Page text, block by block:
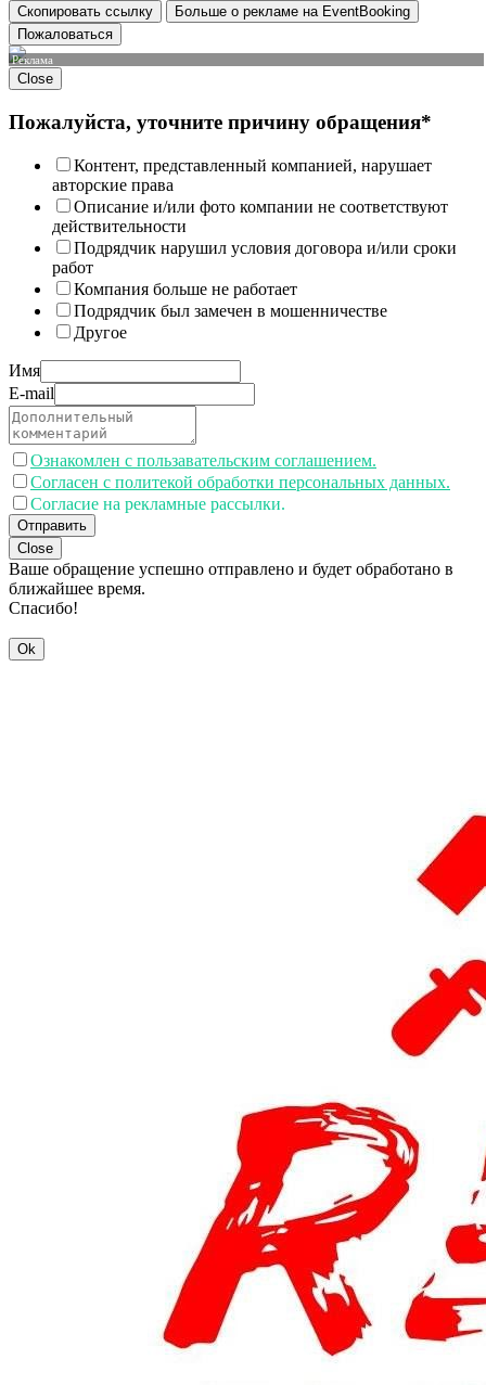
Скопировать ссылку
Больше о рекламе на EventBooking
Пожаловаться
Реклама
Close
Пожалуйста, уточните причину обращения*
Контент, представленный компанией, нарушает
авторские права
Описание и/или фото компании не соответствуют
действительности
Подрядчик нарушил условия договора и/или сроки
работ
Компания больше не работает
Подрядчик был замечен в мошенничестве
Другое
Имя
E-mail
Ознакомлен с пользавательским соглашением.
Согласен с политекой обработки персональных данных.
Согласие на рекламные рассылки.
Отправить
Close
Ваше обращение успешно отправлено и будет обработано в
ближайшее время.
Спасибо!
Ok